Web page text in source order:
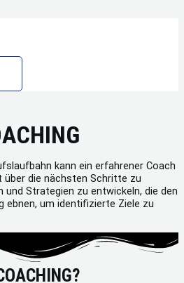
kann ein erfahrener Coach
die nächsten Schritte zu
und Strategien zu entwickeln, die den
ebnen, um identifizierte Ziele zu